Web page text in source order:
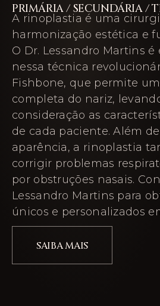
PRIMÁRIA / SECUNDÁRIA /
A rinoplastia é uma
harmonização estética e
O Dr. Lessandro Martins é
nessa técnica
Fishbone, que permite
completa do nariz,
consideração as
de cada paciente. Além
aparência, a rinoplastia
corrigir problemas
por obstruções nasais.
Lessandro Martins para
únicos e personalizados
SAIBA MAIS